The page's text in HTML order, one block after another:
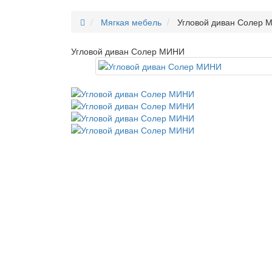
Мягкая мебель Угловой диван Солер
Угловой диван Солер МИНИ